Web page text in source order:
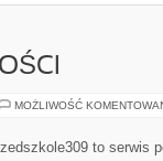
MOŻLIWOŚĆ
to serwis